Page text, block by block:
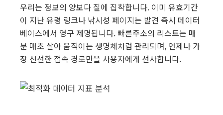
우리는 정보의 양보다 질에 집착합니다. 이미 유효기간
이 지난 유령 링크나 낚시성 페이지는 발견 즉시 데이터
베이스에서 영구 제명됩니다. 빠른주소의 리스트는 매
분 매초 살아 움직이는 생명체처럼 관리되며, 언제나 가
장 신선한 접속 경로만을 사용자에게 선사합니다.